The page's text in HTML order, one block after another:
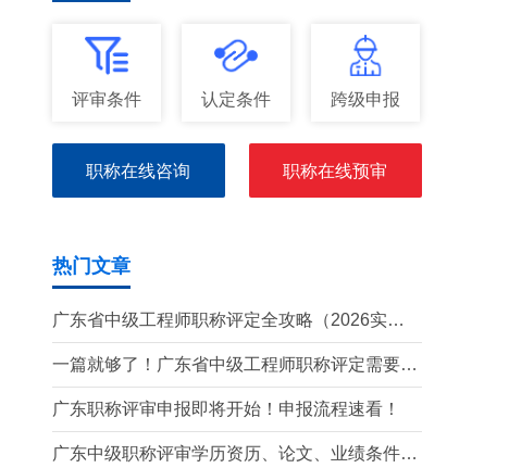
评审条件 认定条件 跨级申报
职称在线咨询 职称在线预审
热门文章
广东省中级工程师职称评定全攻略（2026实操
版）
一篇就够了！广东省中级工程师职称评定需要准
备哪些材料？
广东职称评审申报即将开始！申报流程速看！
广东中级职称评审学历资历、论文、业绩条件！